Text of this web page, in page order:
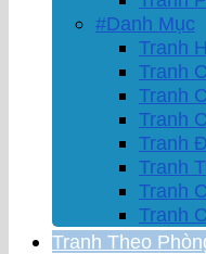
#Danh Mục
Tranh
Tranh
Tranh
Tranh
Tranh
Tranh
Tranh
Tranh
Tranh Theo